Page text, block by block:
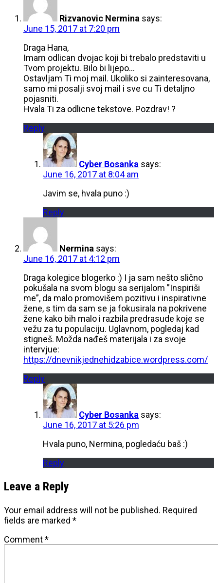
Rizvanovic Nermina says:
June 15, 2017 at 7:20 pm
Draga Hana,
Imam odlican dvojac koji bi trebalo predstaviti u
Tvom projektu. Bilo bi lijepo…
Ostavljam Ti moj mail. Ukoliko si zainteresovana,
samo mi posalji svoj mail i sve cu Ti detaljno
pojasniti.
Hvala Ti za odlicne tekstove. Pozdrav! ?
Reply
Cyber Bosanka says:
June 16, 2017 at 8:04 am
Javim se, hvala puno :)
Reply
Nermina says:
June 16, 2017 at 4:12 pm
Draga kolegice blogerko :) I ja sam nešto slično
pokušala na svom blogu sa serijalom ”Inspiriši
me”, da malo promovišem pozitivu i inspirativne
žene, s tim da sam se ja fokusirala na pokrivene
žene kako bih malo i razbila predrasude koje se
vežu za tu populaciju. Uglavnom, pogledaj kad
stigneš. Možda nađeš materijala i za svoje
intervjue:
https://dnevnikjednehidzabice.wordpress.com/
Reply
Cyber Bosanka says:
June 16, 2017 at 5:26 pm
Hvala puno, Nermina, pogledaću baš :)
Reply
Leave a Reply
Your email address will not be published. Required
fields are marked *
Comment*